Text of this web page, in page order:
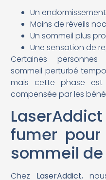
Un
Moins de réveils
Un sommeil plus
Une sensation de
Certaines
sommeil perturbé
mais cette phase est
compensée par les
fumer
sommeil
Chez LaserAddict,